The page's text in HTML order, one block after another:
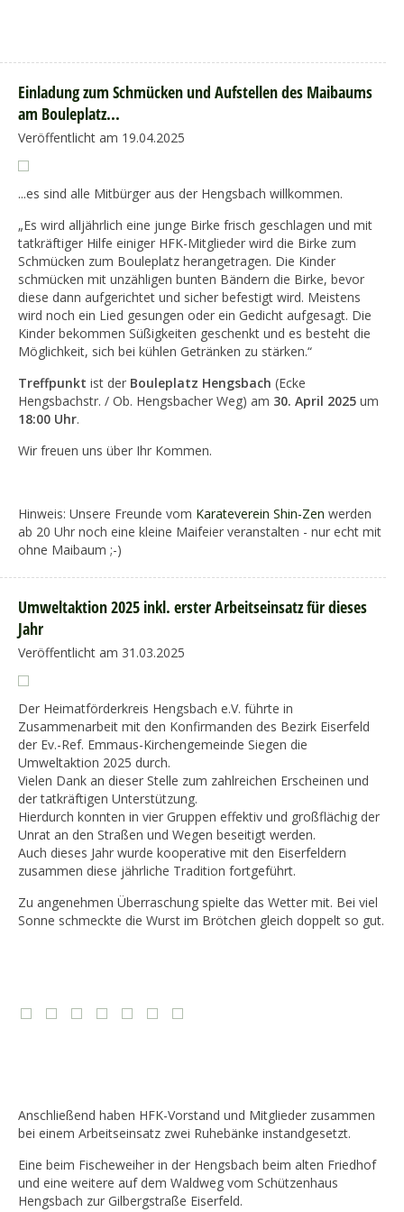
Einladung zum Schmücken und Aufstellen des Maibaums
am Bouleplatz...
Veröffentlicht am 19.04.2025
...es sind alle Mitbürger aus der Hengsbach willkommen.
„Es wird alljährlich eine junge Birke frisch geschlagen und mit
tatkräftiger Hilfe einiger HFK-Mitglieder wird die Birke zum
Schmücken zum Bouleplatz herangetragen. Die Kinder
schmücken mit unzähligen bunten Bändern die Birke, bevor
diese dann aufgerichtet und sicher befestigt wird. Meistens
wird noch ein Lied gesungen oder ein Gedicht aufgesagt. Die
Kinder bekommen Süßigkeiten geschenkt und es besteht die
Möglichkeit, sich bei kühlen Getränken zu stärken.“
Treffpunkt ist der Bouleplatz Hengsbach (Ecke
Hengsbachstr. / Ob. Hengsbacher Weg) am 30. April 2025 um
18:00 Uhr.
Wir freuen uns über Ihr Kommen.
Hinweis: Unsere Freunde vom Karateverein Shin-Zen werden
ab 20 Uhr noch eine kleine Maifeier veranstalten - nur echt mit
ohne Maibaum ;-)
Umweltaktion 2025 inkl. erster Arbeitseinsatz für dieses
Jahr
Veröffentlicht am 31.03.2025
Der Heimatförderkreis Hengsbach e.V. führte in
Zusammenarbeit mit den Konfirmanden des Bezirk Eiserfeld
der Ev.-Ref. Emmaus-Kirchengemeinde Siegen die
Umweltaktion 2025 durch.
Vielen Dank an dieser Stelle zum zahlreichen Erscheinen und
der tatkräftigen Unterstützung.
Hierdurch konnten in vier Gruppen effektiv und großflächig der
Unrat an den Straßen und Wegen beseitigt werden.
Auch dieses Jahr wurde kooperative mit den Eiserfeldern
zusammen diese jährliche Tradition fortgeführt.
Zu angenehmen Überraschung spielte das Wetter mit. Bei viel
Sonne schmeckte die Wurst im Brötchen gleich doppelt so gut.
Anschließend haben HFK-Vorstand und Mitglieder zusammen
bei einem Arbeitseinsatz zwei Ruhebänke instandgesetzt.
Eine beim Fischeweiher in der Hengsbach beim alten Friedhof
und eine weitere auf dem Waldweg vom Schützenhaus
Hengsbach zur Gilbergstraße Eiserfeld.